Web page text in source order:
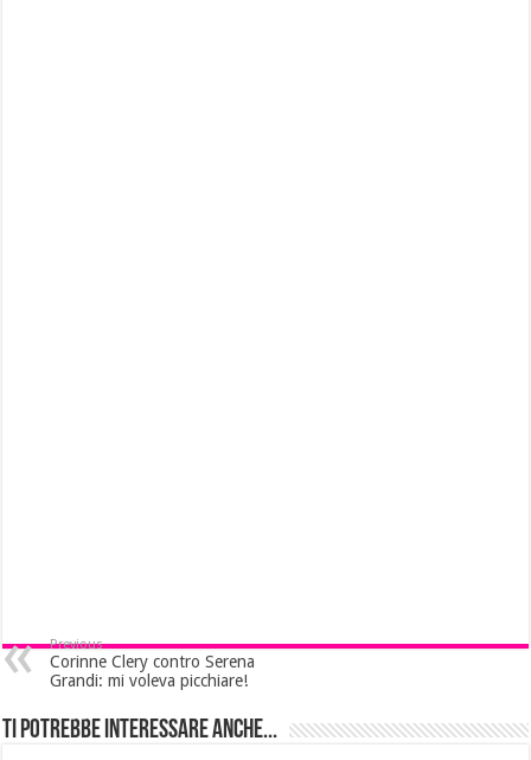
Previous
Corinne Clery contro Serena
Grandi: mi voleva picchiare!
Ti potrebbe interessare anche...